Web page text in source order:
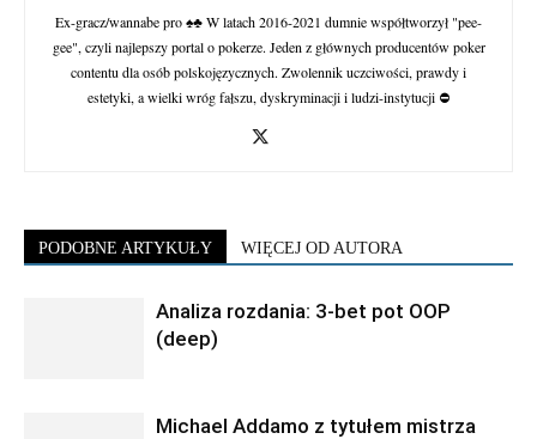
Ex-gracz/wannabe pro ♠♣ W latach 2016-2021 dumnie współtworzył "pee-
gee", czyli najlepszy portal o pokerze. Jeden z głównych producentów poker
contentu dla osób polskojęzycznych. Zwolennik uczciwości, prawdy i
estetyki, a wielki wróg fałszu, dyskryminacji i ludzi-instytucji ⛔
PODOBNE ARTYKUŁY WIĘCEJ OD AUTORA
Analiza rozdania: 3-bet pot OOP
(deep)
Michael Addamo z tytułem mistrza